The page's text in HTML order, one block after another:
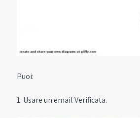
Puoi:
1. Usare un email Verificata.